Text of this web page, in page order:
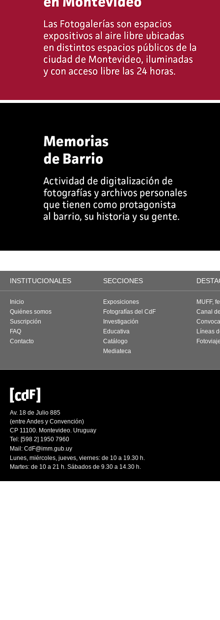
INSTITUCIONALES SECCIONES
Inicio
Quiénes somos
Suscripción
FAQ
Contacto
Exposiciones
Fotografías del CdF
Investigación
Educativa
Catálogo
Mediateca
MUFF,
Canal
Líneas
Av. 18 de Julio 885
(entre Andes y Convención)
CP 11100. Montevideo. Uruguay
Tel: [598 2] 1950 7960
Mail: CdF@imm.gub.uy
Lunes, miércoles, jueves, viernes: de 10 a 19.30 h.
Martes: de 10 a 21 h. Sábados de 9.30 a 14.30 h.